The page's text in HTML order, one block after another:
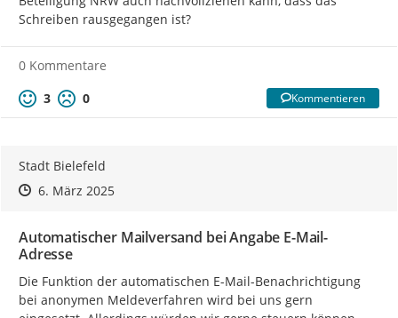
Schreiben rausgegangen ist?
0 Kommentare
3
0 Kommentieren
Stadt Bielefeld
Zeitpunkt des Erstellens
Zeitpunkt des Erstellens
6. März 2025Zur Äußerung
Automatischer Mailversand bei Angabe E-Mail-
Adresse
Die Funktion der automatischen E-Mail-Benachrichtigung
bei anonymen Meldeverfahren wird bei uns gern